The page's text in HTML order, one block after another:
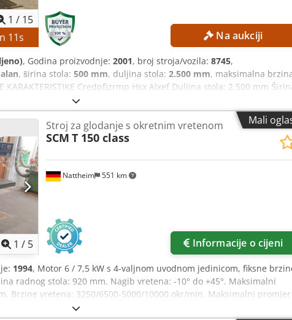
1 / 15
10s Na aukciji
, Godina proizvodnje: 2001, broj stroja/vozila: 8745,
, širina stola: 500 mm, duljina stola: 2.500 mm, maksimalna
KARAKTERISTIKE Credpfjzrmp Hsx Alxef Duljina stola: 2.500 mm
glava za glodanje: 160 mm Maksimalni promjer alata, zaštitna
Podešavanje visine vretena: automatski Podešavanje brzine
3.000–10.000 o/min Broj brzina: 2 Kočnica motora: prisutna
7,5 kW Dimenzije i težina Dimenzije (D x Š x V): 1.800 x 1.200 x
transportnih paketa: 1 OPREMA Uređaj za dovod materijala Mec4v
Aigner)
Mali
1 / 5
Nattheim 551 km
Stroj za glodanje s okretnim vretenom
SCM T 150 class
Informacije o cijeni
1994, Motor 6 / 7,5 kW s 4-valjnom uvodnom jedinicom, fiksne
radnog stola: 920 mm. Nagib vretena: -10° do +45°. Maksimalni
Brzine vretena: 3250/6500-5000/10000 okr/min. Maksimalni promjer
skladišta: Nattheim. Csdow Enw Ijpfx Alxorf